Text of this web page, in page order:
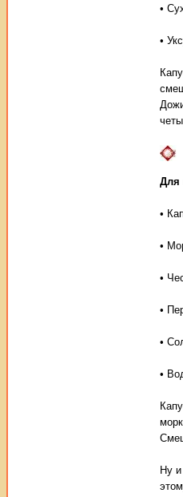
•
•
Для
•
•
•
•
•
•
Ну